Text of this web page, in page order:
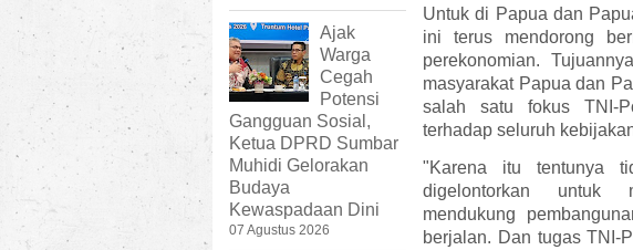
Untuk di Papua dan
ini terus mendorong
perekonomian.
masyarakat Papua dan
salah satu fokus TNI-
terhadap seluruh
"Karena itu tentunya
digelontorkan untuk
mendukung
berjalan. Dan tugas TNI-
Ajak
Warga
Cegah
Potensi
Gangguan Sosial,
Ketua DPRD Sumbar
Muhidi Gelorakan
Budaya
Kewaspadaan Dini
07 Agustus 2026